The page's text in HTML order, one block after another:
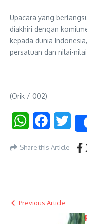
Upacara yang
diakhiri dengan
kepada dunia
persatuan dan nilai-
(Orik / 002)
WhatsAppFacebook
Share this Article
Previous Article